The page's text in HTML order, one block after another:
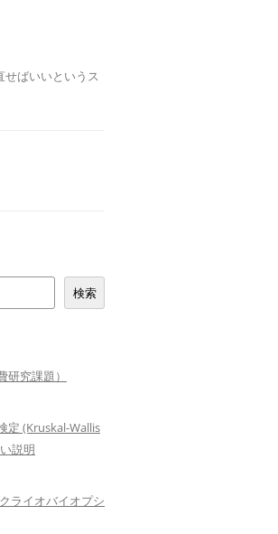
ばいいというス
検索
究課題）
定 (Kruskal-Wallis
説明
ライオバイオプシ